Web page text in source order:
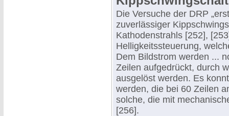
Die Versuche der DRP
zuverlässiger
Kathodenstrahls [252],
Helligkeitssteuerung,
Dem Bildstrom werden ...
Zeilen aufgedrückt, durch
ausgelöst werden. Es
werden, die bei 60 Zeilen
solche, die mit
[256].